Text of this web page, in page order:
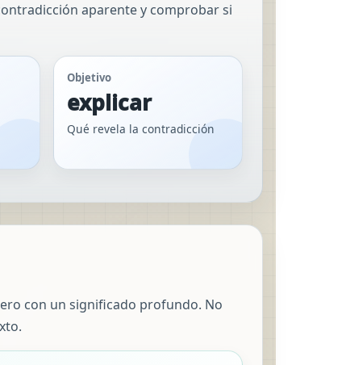
aparente y comprobar si
Objetivo
explicar
Qué revela la contradicción
con un significado profundo. No